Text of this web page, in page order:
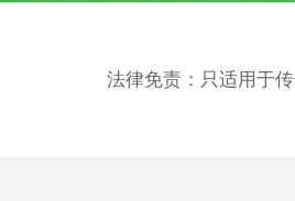
法律免责：只适用于